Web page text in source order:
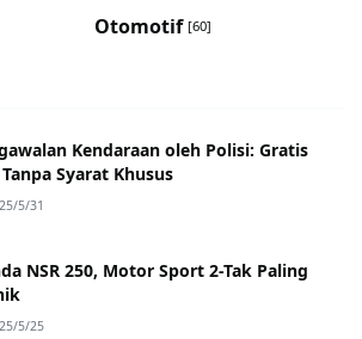
Otomotif [60]
Kendaraan oleh Polisi: Gratis
Syarat Khusus
5/31
NSR 250, Motor Sport 2-Tak Paling
5/25